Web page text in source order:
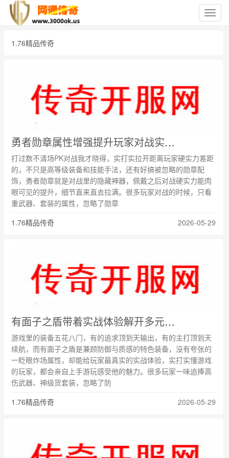
切
换
1.76精品传奇
勇者勋章属性‌增强提升玩家对战实战能力
打过数不清场PK对战我才晓得，实打实拉开距离玩家硬实力差距
的，不只是高等级装备和技能手法，还有好搞被忽略的勋章配
饰，勇者勋章就是对战里的隐藏神器，佩戴之后对战硬实力能肉
眼可见的提升，细节直来直去拉满。很多玩家对战的时候，只看
重武器、套装的属性，忽略了勋章
1.76精品传奇
2026-05-29
有面子之盾带着实战体验解开多元游戏乐子
游戏里的装备五花八门，有的追求顶到天输出，有的主打顶到天
续航，而有面子之盾是兼顾防御与质感的特色装备，没有夸张的
一眨眼炸场属性，却能给玩家最真实的实战体验，实打实懂游戏
的玩家，都会亲自上手游玩感受他的魅力。很多玩家一味追捧高
伤武器、神级货套装，忽略了防
1.76精品传奇
2026-05-29